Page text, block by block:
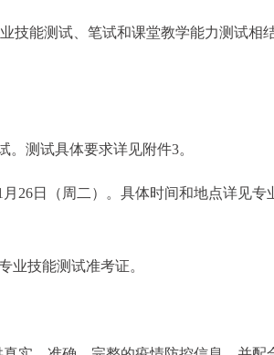
技能测试、笔试和课堂教学能力测试相
测试具体要求详见附件3。
26日（周二）。具体时间和地点详见专
业技能测试准考证。